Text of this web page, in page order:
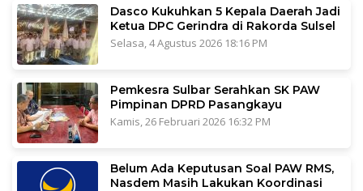
Dasco Kukuhkan 5 Kepala Daerah Jadi
Ketua DPC Gerindra di Rakorda Sulsel
Selasa, 4 Agustus 2026 18:16 PM
Pemkesra Sulbar Serahkan SK PAW
Pimpinan DPRD Pasangkayu
Kamis, 26 Februari 2026 16:32 PM
Belum Ada Keputusan Soal PAW RMS,
Nasdem Masih Lakukan Koordinasi